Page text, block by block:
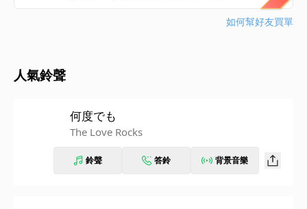
如何幫好友買單
人氣鈴聲
何度でも
The Love Rocks
鈴聲 答鈴 背景音樂